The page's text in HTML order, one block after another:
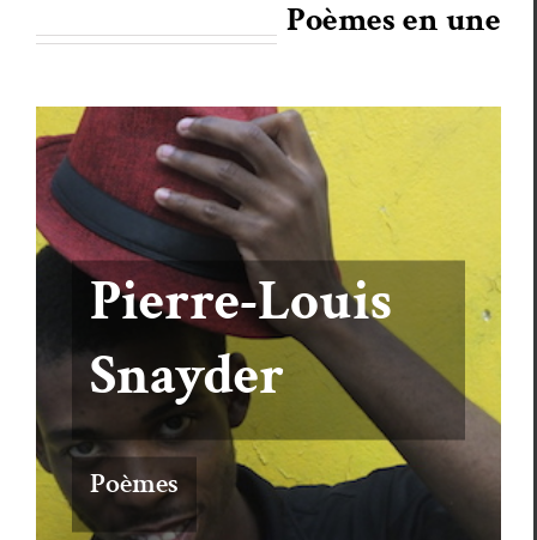
Poèmes en une
Pierre-Louis
Snayder
Poèmes